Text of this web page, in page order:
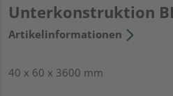
Unterkonstruktion
Artikelinformationen
40 x 60 x 3600 mm